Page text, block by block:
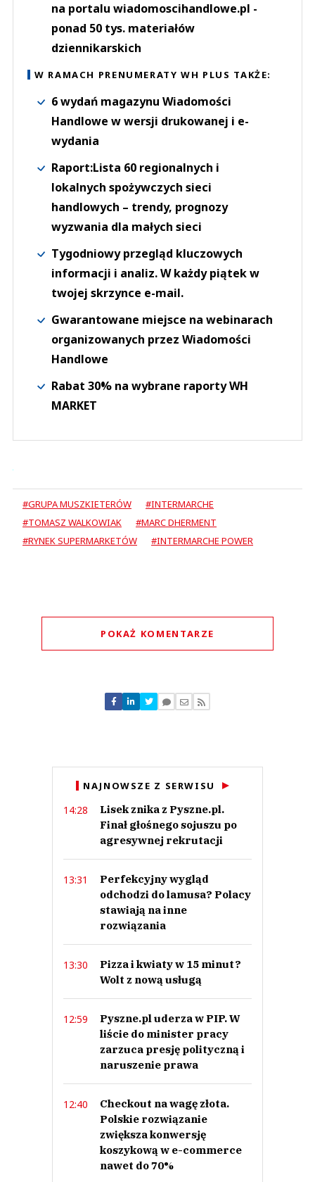
na portalu wiadomoscihandlowe.pl -
ponad 50 tys. materiałów
dziennikarskich
W RAMACH PRENUMERATY WH PLUS TAKŻE:
6 wydań magazynu Wiadomości
Handlowe w wersji drukowanej i e-
wydania
Raport:Lista 60 regionalnych i
lokalnych spożywczych sieci
handlowych – trendy, prognozy
wyzwania dla małych sieci
Tygodniowy przegląd kluczowych
informacji i analiz. W każdy piątek w
twojej skrzynce e-mail.
Gwarantowane miejsce na webinarach
organizowanych przez Wiadomości
Handlowe
Rabat 30% na wybrane raporty WH
MARKET
#GRUPA MUSZKIETERÓW
#INTERMARCHE
#TOMASZ WALKOWIAK
#MARC DHERMENT
#RYNEK SUPERMARKETÓW
#INTERMARCHE POWER
POKAŻ KOMENTARZE
Nie znaleziono komentarzy
Zostaw swoje komentarze
NAJNOWSZE Z SERWISU
14:28
Lisek znika z Pyszne.pl.
Finał głośnego sojuszu po
agresywnej rekrutacji
13:31
Perfekcyjny wygląd
odchodzi do lamusa? Polacy
stawiają na inne
rozwiązania
13:30
Pizza i kwiaty w 15 minut?
Wolt z nową usługą
12:59
Pyszne.pl uderza w PIP. W
liście do minister pracy
zarzuca presję polityczną i
naruszenie prawa
12:40
Checkout na wagę złota.
Polskie rozwiązanie
zwiększa konwersję
koszykową w e-commerce
nawet do 70%